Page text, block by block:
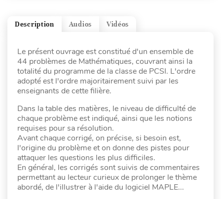
Vidéos
Audios
Description
Le présent ouvrage est constitué d'un ensemble de
44 problèmes de Mathématiques, couvrant ainsi la
totalité du programme de la classe de PCSI. L'ordre
adopté est l'ordre majoritairement suivi par les
enseignants de cette filière.
Dans la table des matières, le niveau de difficulté de
chaque problème est indiqué, ainsi que les notions
requises pour sa résolution.
Avant chaque corrigé, on précise, si besoin est,
l'origine du problème et on donne des pistes pour
attaquer les questions les plus difficiles.
En général, les corrigés sont suivis de commentaires
permettant au lecteur curieux de prolonger le thème
abordé, de l'illustrer à l'aide du logiciel MAPLE...